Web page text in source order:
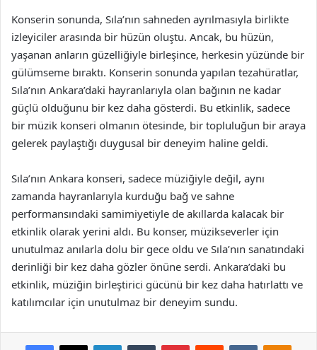
Konserin sonunda, Sıla’nın sahneden ayrılmasıyla birlikte
izleyiciler arasında bir hüzün oluştu. Ancak, bu hüzün,
yaşanan anların güzelliğiyle birleşince, herkesin yüzünde bir
gülümseme bıraktı. Konserin sonunda yapılan tezahüratlar,
Sıla’nın Ankara’daki hayranlarıyla olan bağının ne kadar
güçlü olduğunu bir kez daha gösterdi. Bu etkinlik, sadece
bir müzik konseri olmanın ötesinde, bir topluluğun bir araya
gelerek paylaştığı duygusal bir deneyim haline geldi.
Sıla’nın Ankara konseri, sadece müziğiyle değil, aynı
zamanda hayranlarıyla kurduğu bağ ve sahne
performansındaki samimiyetiyle de akıllarda kalacak bir
etkinlik olarak yerini aldı. Bu konser, müzikseverler için
unutulmaz anılarla dolu bir gece oldu ve Sıla’nın sanatındaki
derinliği bir kez daha gözler önüne serdi. Ankara’daki bu
etkinlik, müziğin birleştirici gücünü bir kez daha hatırlattı ve
katılımcılar için unutulmaz bir deneyim sundu.
Facebook
X LinkedInTumblr PinterestReddit VKontakte